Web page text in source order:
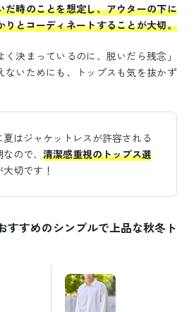
だ時のことを想定し、アウターの下に
りとコーディネートすることが大切。
く決まっているのに、脱いだら残念」
ないためにも、トップスも気を抜かず
夏はジャケットレスが許容される
なので、清潔感重視のトップス選
大切です！
すめのシンプルで上品な秋冬ト